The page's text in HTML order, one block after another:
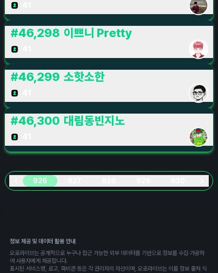
#46,298 이쁘니 Pretty
#46,299 소핫소한
#46,300 대림동빈지노
926
정보 제공 및 데이터 활용 안내
오로라이브는 공개적으로 누구나 접근 가능한 외부 데이터를 기반으로 정보를 수집·가공하
여 사용자에게 제공합니다.
표시된 서비스명, 로고, 파비콘 등은 각 권리자의 자산이며, 오로라이브는 이를 정보 출처 식